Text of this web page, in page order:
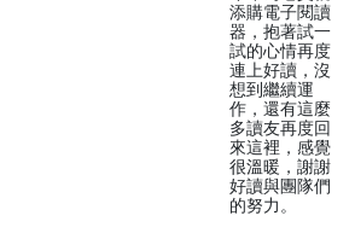
添購電子閱讀
器，抱著試一
試的心情再度
連上好讀，沒
想到繼續運
作，還有這麼
多讀友再度回
來這裡，感覺
很溫暖，謝謝
好讀與團隊們
的努力。